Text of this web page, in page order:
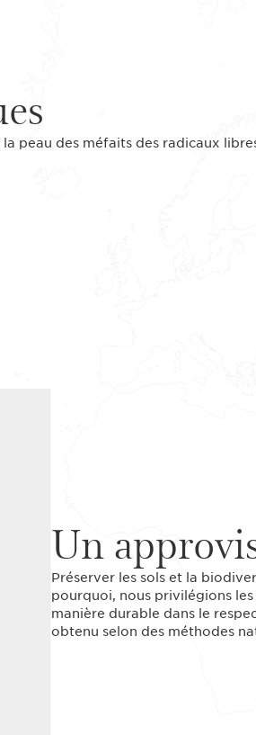
peau des méfaits des radicaux
Un
Préserver les sols et la
pourquoi, nous privilégions
manière durable dans le
obtenu selon des méthodes